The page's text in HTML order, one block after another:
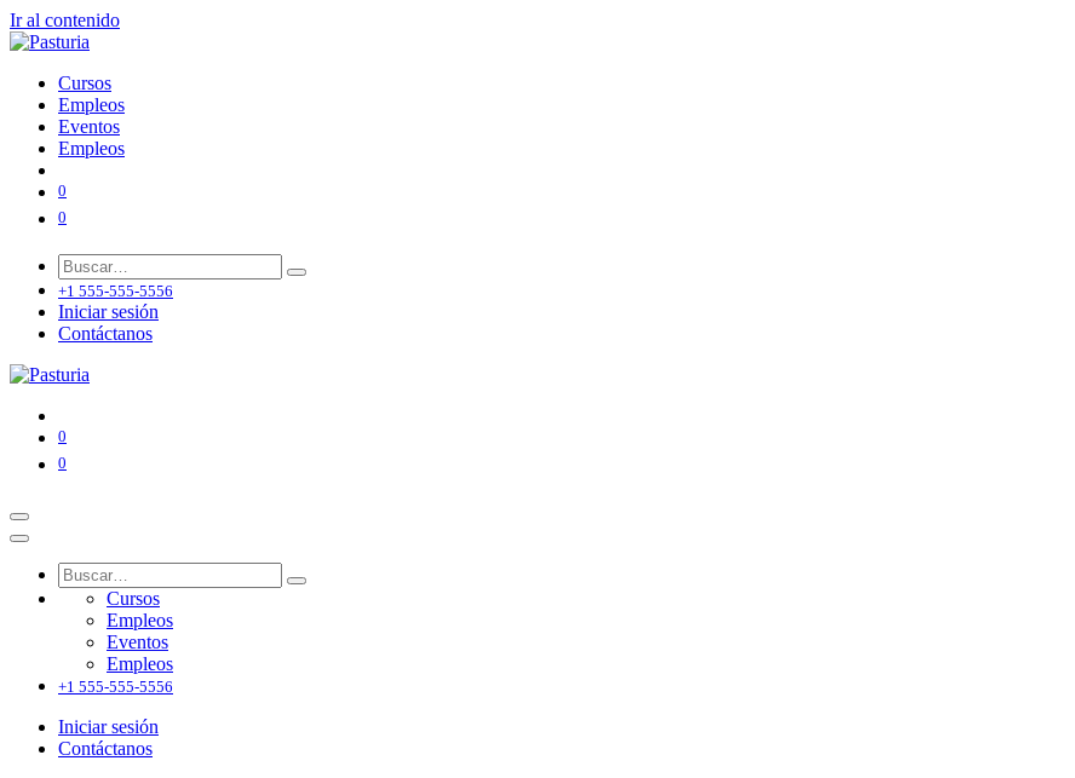
Ir al contenido
Cursos
Empleos
Eventos
Empleos
0
0
+1 555-555-5556
Iniciar sesión
Contáctanos
0
0
Cursos
Empleos
Eventos
Empleos
+1 555-555-5556
Iniciar sesión
Contáctanos